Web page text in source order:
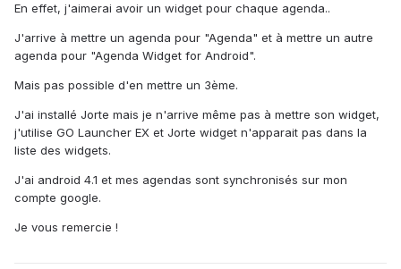
En effet, j'aimerai avoir un widget pour chaque agenda..
J'arrive à mettre un agenda pour "Agenda" et à mettre un autre
agenda pour "Agenda Widget for Android".
Mais pas possible d'en mettre un 3ème.
J'ai installé Jorte mais je n'arrive même pas à mettre son widget,
j'utilise GO Launcher EX et Jorte widget n'apparait pas dans la
liste des widgets.
J'ai android 4.1 et mes agendas sont synchronisés sur mon
compte google.
Je vous remercie !